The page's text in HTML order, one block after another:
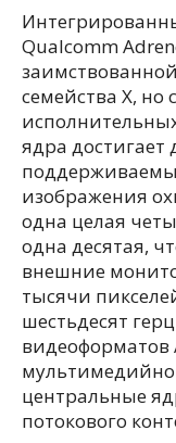
Qualcomm
семейства X,
ядра достигает
изображения
одна целая
одна десятая,
внешние
тысячи
шестьдесят
видеоформатов
центральные
потокового